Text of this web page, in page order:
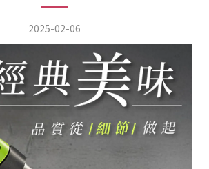
2025-02-06